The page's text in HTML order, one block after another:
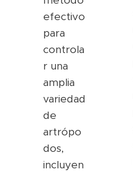
efectivo
para
controla
r una
amplia
variedad
de
artrópo
dos,
incluyen